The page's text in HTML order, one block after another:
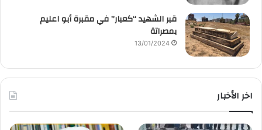
قبر الشهيد “كعبار” في مقبرة أبو اعليم
بمصراتة
13/01/2024
اخر الأخبار